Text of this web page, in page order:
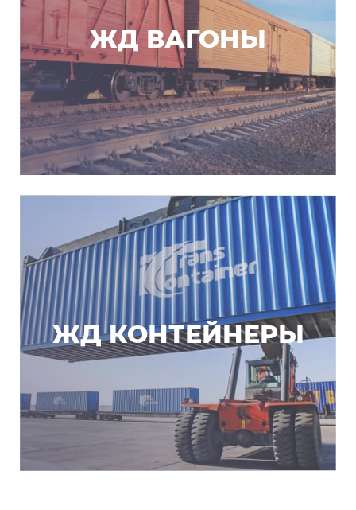
ЖД ВАГОНЫ
ЖД КОНТЕЙНЕРЫ